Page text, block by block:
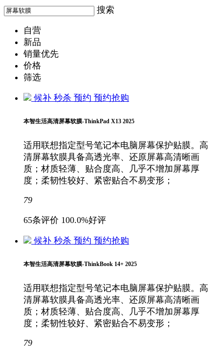
搜索
自营
新品
销量优先
价格
筛选
候补 秒杀 预约 预约抢购
本智生活高清屏幕软膜-ThinkPad X13 2025
适用联想指定型号笔记本电脑屏幕保护贴膜。高
清屏幕软膜具备高透光率、还原屏幕高清晰画
质；材质轻薄、贴合度高、几乎不增加屏幕厚
度；柔韧性较好、紧密贴合不易变形；
79
65条评价 100.0%好评
候补 秒杀 预约 预约抢购
本智生活高清屏幕软膜-ThinkBook 14+ 2025
适用联想指定型号笔记本电脑屏幕保护贴膜。高
清屏幕软膜具备高透光率、还原屏幕高清晰画
质；材质轻薄、贴合度高、几乎不增加屏幕厚
度；柔韧性较好、紧密贴合不易变形；
79